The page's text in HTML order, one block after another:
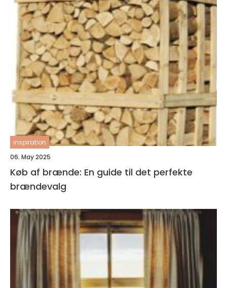
inspiration
06. May 2025
Køb af brænde: En guide til det perfekte
brændevalg